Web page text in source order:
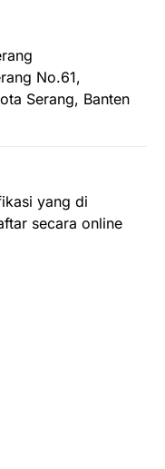
No.61,
Serang, Banten
yang di
secara online